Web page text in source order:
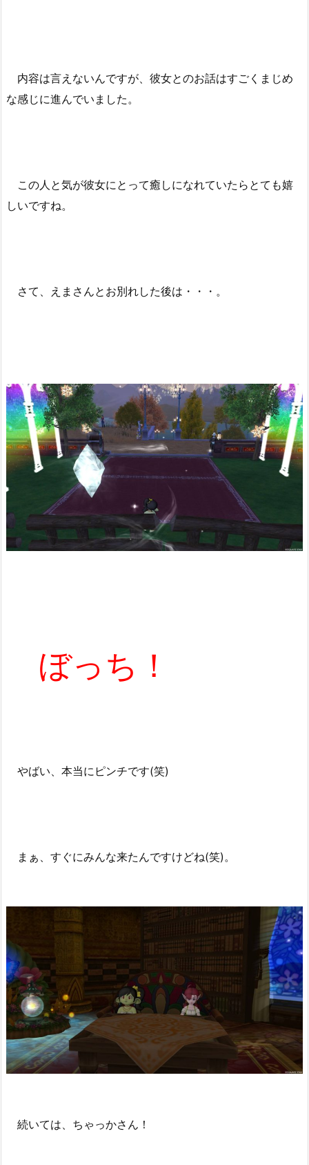
内容は言えないんですが、彼女とのお話はすごくまじめ
な感じに進んでいました。
この人と気が彼女にとって癒しになれていたらとても嬉
しいですね。
さて、えまさんとお別れした後は・・・。
ぼっち！
やばい、本当にピンチです(笑)
まぁ、すぐにみんな来たんですけどね(笑)。
続いては、ちゃっかさん！